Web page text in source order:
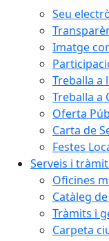
Seu
Imatge
Treballa a
Treballa a
Oferta
Carta de
Festes
Serveis i
Oficines
Catàleg
Tràmits i
Carpeta